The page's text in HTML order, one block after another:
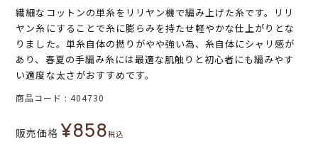
繊細なコットンの単糸をリリヤン機で編み上げた糸です。リリ
ヤン糸にすることで糸に膨らみを持たせ軽やかな仕上がりとな
りました。単糸自体の撚りがやや強い為、糸自体にシャリ感が
あり、春夏の手編み糸には最適な肌触りと初心者にも編みやす
い適度な太さがおすすめです。
商品コード 404730
販売価格 ¥858税込